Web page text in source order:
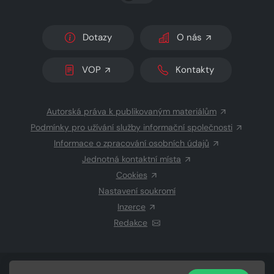
Dotazy O nás
VOP Kontakty
Autorská práva k publikovaným materiálům
Podmínky pro užívání služby informační společnosti
Informace o zpracování osobních údajů
Jednotná kontaktní místa
Cookies
Nastavení soukromí
Inzerce
Redakce
CZECH NEWS CENTER a.s.a dodavatelé